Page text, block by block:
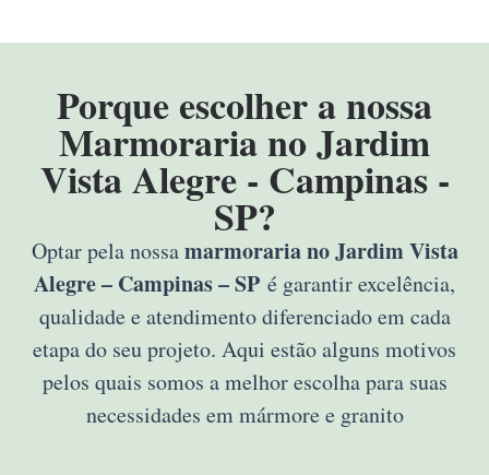
Porque escolher a nossa
Marmoraria no Jardim
Vista Alegre - Campinas -
SP?
Optar pela nossamarmoraria no Jardim Vista
Alegre – Campinas – SP é garantir excelência,
qualidade e atendimento diferenciado em cada
etapa do seu projeto. Aqui estão alguns motivos
pelos quais somos a melhor escolha para suas
necessidades em mármore e granito